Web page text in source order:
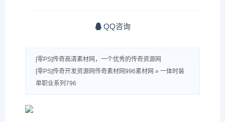
QQ咨询
[零PS]传奇高清素材网，一个优秀的传奇资源网
[零PS]传奇开发资源网传奇素材网996素材网 » 一体时装
单职业系列796